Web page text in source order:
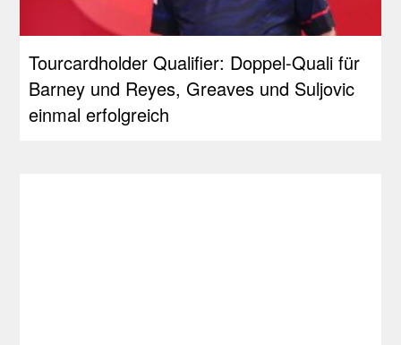
Tourcardholder Qualifier: Doppel-Quali für
Barney und Reyes, Greaves und Suljovic
einmal erfolgreich